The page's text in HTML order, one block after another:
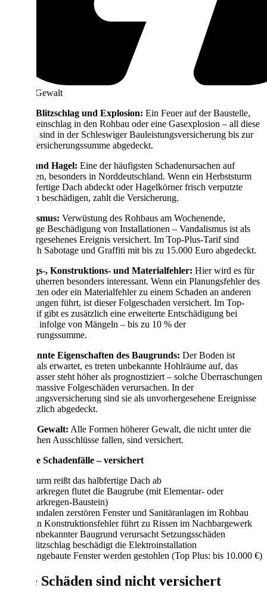
Höhere Gewalt
Brand, Blitzschlag und Explosion: Ein Feuer auf der Baustelle,
ein Blitzeinschlag in den Rohbau oder eine Gasexplosion – all diese
Schäden sind in der Schleswiger Bauleistungsversicherung bis zur
vollen Versicherungssumme abgedeckt.
Sturm und Hagel: Eine der häufigsten Schadenursachen auf
Baustellen, besonders in Norddeutschland. Wenn ein Herbststurm
das halbfertige Dach abdeckt oder Hagelkörner frisch verputzte
Fassaden beschädigen, zahlt die Versicherung.
Vandalismus: Verwüstung des Rohbaus am Wochenende,
mutwillige Beschädigung von Installationen – Vandalismus ist als
unvorhergesehenes Ereignis versichert. Im Top-Plus-Tarif sind
zusätzlich Sabotage und Graffiti mit bis zu 15.000 Euro abgedeckt.
Planungs-, Konstruktions- und Materialfehler: Hier wird es für
viele Bauherren besonders interessant. Wenn ein Planungsfehler des
Architekten oder ein Materialfehler zu einem Schaden an anderen
Bauleistungen führt, ist dieser Folgeschaden versichert. Im Top-
Plus-Tarif gibt es zusätzlich eine erweiterte Entschädigung bei
Schäden infolge von Mängeln – bis zu 10 % der
Versicherungssumme.
Unbekannte Eigenschaften des Baugrunds: Der Boden ist
weicher als erwartet, es treten unbekannte Hohlräume auf, das
Grundwasser steht höher als prognostiziert – solche Überraschungen
können massive Folgeschäden verursachen. In der
Bauleistungsversicherung sind sie als unvorhergesehene Ereignisse
grundsätzlich abgedeckt.
Höhere Gewalt: Alle Formen höherer Gewalt, die nicht unter die
spezifischen Ausschlüsse fallen, sind versichert.
Typische Schadenfälle – versichert
Sturm reißt das halbfertige Dach ab
Starkregen flutet die Baugrube (mit Elementar- oder
Starkregen-Baustein)
Vandalen zerstören Fenster und Sanitäranlagen im Rohbau
Ein Konstruktionsfehler führt zu Rissen im Nachbargewerk
Unbekannter Baugrund verursacht Setzungsschäden
Blitzschlag beschädigt die Elektroinstallation
Eingebaute Fenster werden gestohlen (Top Plus: bis 10.000 €)
Diese Schäden sind nicht versichert